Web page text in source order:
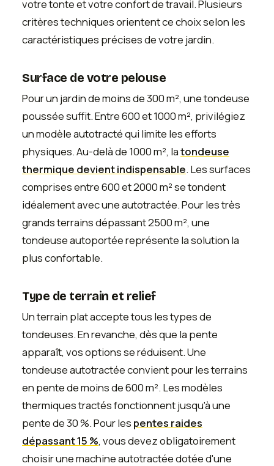
votre tonte et votre confort de travail. Plusieurs
critères techniques orientent ce choix selon les
caractéristiques précises de votre jardin.
Surface de votre pelouse
Pour un jardin de moins de 300 m², une tondeuse
poussée suffit. Entre 600 et 1000 m², privilégiez
un modèle autotracté qui limite les efforts
physiques. Au-delà de 1000 m², latondeuse
thermique devient indispensable. Les surfaces
comprises entre 600 et 2000 m² se tondent
idéalement avec une autotractée. Pour les très
grands terrains dépassant 2500 m², une
tondeuse autoportée représente la solution la
plus confortable.
Type de terrain et relief
Un terrain plat accepte tous les types de
tondeuses. En revanche, dès que la pente
apparaît, vos options se réduisent. Une
tondeuse autotractée convient pour les terrains
en pente de moins de 600 m². Les modèles
thermiques tractés fonctionnent jusqu'à une
pente de 30 %. Pour les pentes raides
dépassant 15 %, vous devez obligatoirement
choisir une machine autotractée dotée d'une